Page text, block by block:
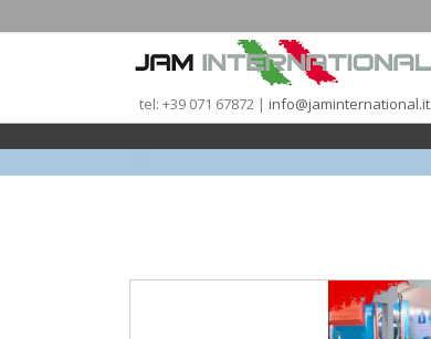
tel: +39 071 67872 | info@jaminternational.it